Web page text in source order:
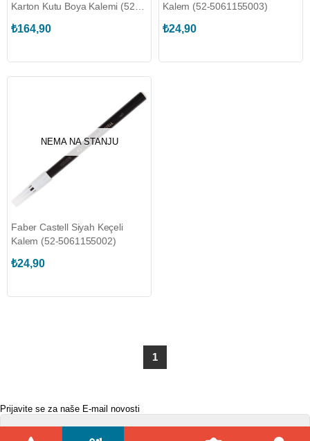
Karton Kutu Boya Kalemi (52-
₺164,90
Kalem (52-5061155003)
₺24,90
NEMA NA STANJU
Faber Castell Siyah Keçeli
Kalem (52-5061155002)
₺24,90
1
Prijavite se za naše E-mail novosti